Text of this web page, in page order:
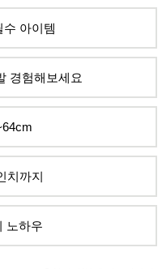
수 아이템
경험해보세요
치까지
노하우